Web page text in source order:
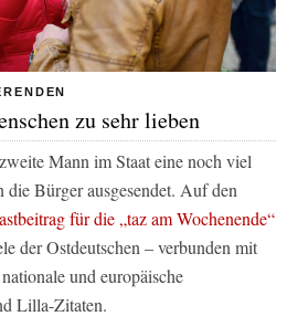
zu sehr lieben
Mann im Staat eine noch viel
Bürger ausgesendet. Auf den
für die „taz am Wochenende“
der Ostdeutschen – verbunden mit
und europäische
Lilla-Zitaten.